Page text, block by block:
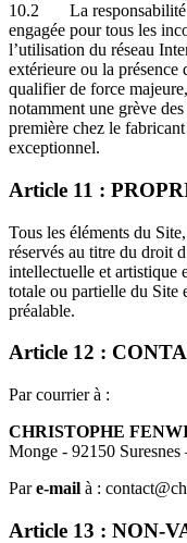
10.2 La responsabilité
engagée pour tous les
l’utilisation du réseau
extérieure ou la
qualifier de force
notamment une grève
première chez le
exceptionnel.
Article 11 :
Tous les éléments du
réservés au titre du droit
intellectuelle et artistique
totale ou partielle du Site
préalable.
Article 12 :
Par courrier à :
CHRISTOPHE
Monge - 92150 Suresnes
Pare-mail à :
Article 13 : NON-